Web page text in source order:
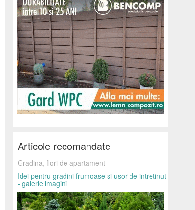
Articole recomandate
Gradina, flori de apartament
Idei pentru gradini frumoase si usor de intretinut
- galerie imagini